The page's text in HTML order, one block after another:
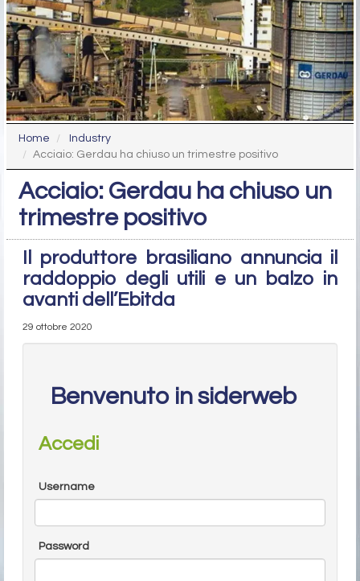
Home
Industry
Acciaio: Gerdau ha chiuso un trimestre positivo
Acciaio: Gerdau ha chiuso un
trimestre positivo
Il produttore brasiliano annuncia il
raddoppio degli utili e un balzo in
avanti dell’Ebitda
29 ottobre 2020
Benvenuto in siderweb
Accedi
Username
Password